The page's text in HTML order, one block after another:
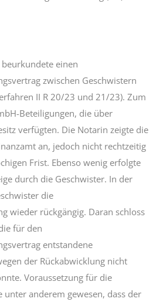
einen
zwischen Geschwistern
II R 20/23 und 21/23). Zum
Beteiligungen, die über
verfügten. Die Notarin zeigte die
an, jedoch nicht rechtzeitig
Frist. Ebenso wenig erfolgte
durch die Geschwister. In der
die
wieder rückgängig. Daran schloss
für den
entstandene
der Rückabwicklung nicht
Voraussetzung für die
unter anderem gewesen, dass der